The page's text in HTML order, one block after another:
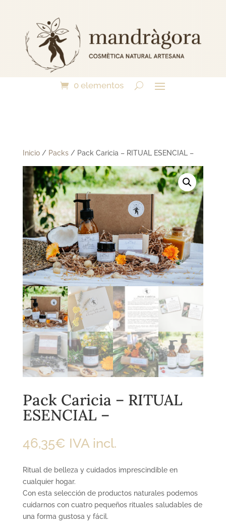
0 elementos
Inicio/ Packs/ Pack Caricia – RITUAL ESENCIAL –
Pack Caricia – RITUAL
ESENCIAL –
46,35€ IVA incl.
Ritual de belleza y cuidados imprescindible en
cualquier hogar.
Con esta selección de productos naturales podemos
cuidarnos con cuatro pequeños rituales saludables de
una forma gustosa y fácil.